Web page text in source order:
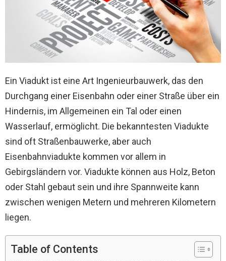
Ein Viadukt ist eine Art Ingenieurbauwerk, das den
Durchgang einer Eisenbahn oder einer Straße über ein
Hindernis, im Allgemeinen ein Tal oder einen
Wasserlauf, ermöglicht. Die bekanntesten Viadukte
sind oft Straßenbauwerke, aber auch
Eisenbahnviadukte kommen vor allem in
Gebirgsländern vor. Viadukte können aus Holz, Beton
oder Stahl gebaut sein und ihre Spannweite kann
zwischen wenigen Metern und mehreren Kilometern
liegen.
Table of Contents